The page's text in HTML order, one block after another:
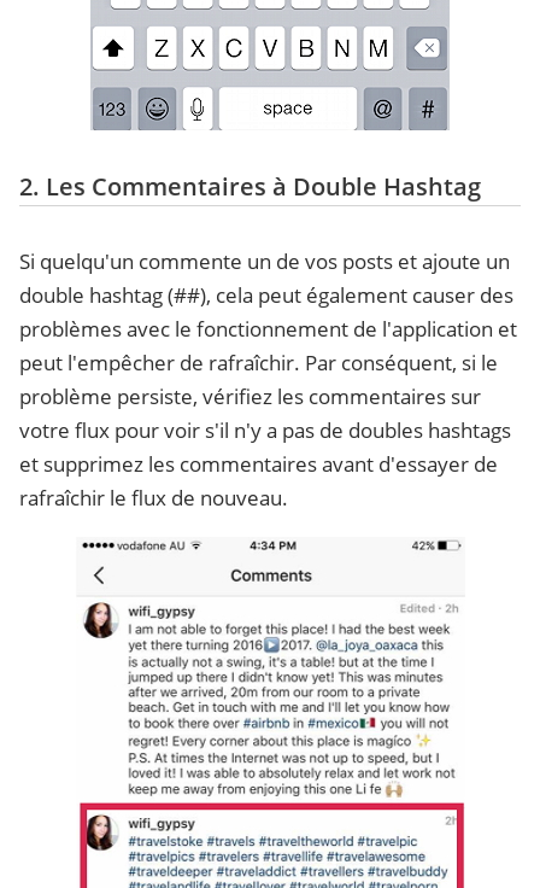
2. Les Commentaires à Double Hashtag
Si quelqu'un commente un de vos posts et ajoute un
double hashtag (##), cela peut également causer des
problèmes avec le fonctionnement de l'application et
peut l'empêcher de rafraîchir. Par conséquent, si le
problème persiste, vérifiez les commentaires sur
votre flux pour voir s'il n'y a pas de doubles hashtags
et supprimez les commentaires avant d'essayer de
rafraîchir le flux de nouveau.